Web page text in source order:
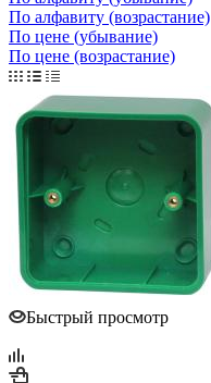
По алфавиту (возрастание)
По цене (убывание)
По цене (возрастание)
Быстрый просмотр